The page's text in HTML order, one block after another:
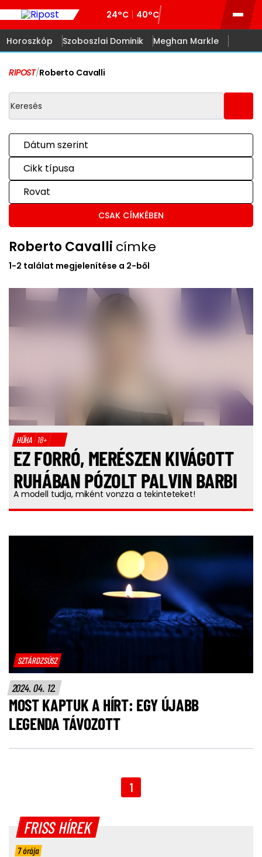
24°C 40°C
Horoszkóp Szoboszlai Dominik Meghan Markle
RIPOST/Roberto Cavalli
Dátum szerint
Cikk típusa
Rovat
CSAK CÍMKÉBEN
Roberto Cavalli címke
1-2 találat megjelenítése a 2-ből
HŰHA 18+
EZ FORRÓ, MERÉSZEN KIVÁGOTT
RUHÁBAN PÓZOLT PALVIN BARBI
A modell tudja, miként vonzza a tekinteteket!
SZTÁRDZSÚSZ
2024. 04. 12.
MOST KAPTUK A HÍRT: EGY ÚJABB
LEGENDA TÁVOZOTT
1
FRISS HÍREK
7 órája